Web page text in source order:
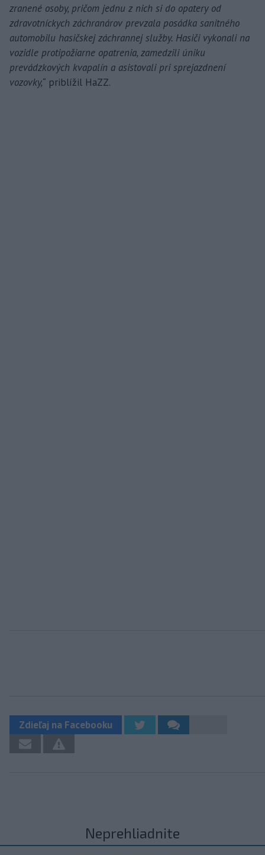
zranené osoby, pričom jednu z nich si do opatery od
zdravotníckych záchranárov prevzala posádka sanitného
automobilu hasičskej záchrannej služby. Hasiči vykonali na
vozidle protipožiarne opatrenia, zamedzili úniku
prevádzkových kvapalín a asistovali pri sprejazdnení
vozovky,“ priblížil HaZZ.
Zdieľaj na Facebooku
Neprehliadnite